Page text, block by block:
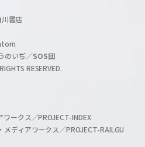
l
書店
のいぢ／SOS団
RESERVED.
ークス／PROJECT-INDEX
ディアワークス／PROJECT-RAILGU